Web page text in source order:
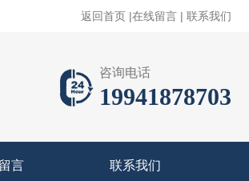
返回首页 |在线留言 | 联系我们
咨询电话
19941878703
言 联系我们